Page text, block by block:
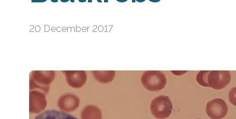
20 December 2017